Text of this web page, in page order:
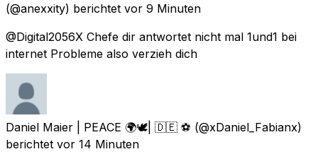
(@anexxity) berichtet vor 9 Minuten
@Digital2056X Chefe dir antwortet nicht mal 1und1 bei
internet Probleme also verzieh dich
Daniel Maier | PEACE 🌍🕊| 🇩🇪 ⚽️ (@xDaniel_Fabianx)
berichtet vor 14 Minuten